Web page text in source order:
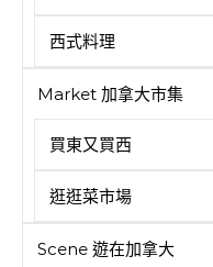
西式料理
Market 加拿大市集
買東又買西
逛逛菜市場
Scene 遊在加拿大